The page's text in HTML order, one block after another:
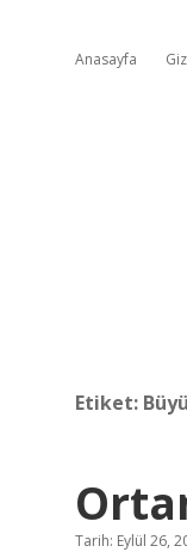
Anasayfa
Etiket:
Tarih: Eylül 26,